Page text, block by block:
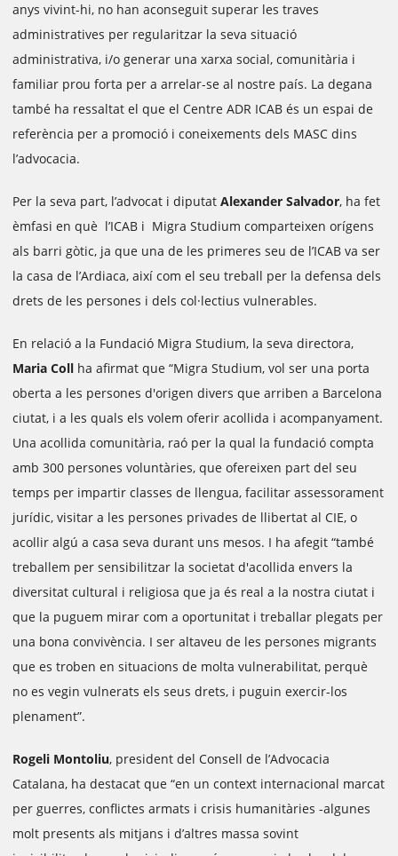
anys vivint-hi, no han aconseguit superar les traves
administratives per regularitzar la seva situació
administrativa, i/o generar una xarxa social, comunitària i
familiar prou forta per a arrelar-se al nostre país. La degana
també ha ressaltat el que el Centre ADR ICAB és un espai de
referència per a promoció i coneixements dels MASC dins
l’advocacia.
Per la seva part, l’advocat i diputat Alexander Salvador, ha fet
èmfasi en què l’ICAB i Migra Studium comparteixen orígens
als barri gòtic, ja que una de les primeres seu de l’ICAB va ser
la casa de l’Ardiaca, així com el seu treball per la defensa dels
drets de les persones i dels col·lectius vulnerables.
En relació a la Fundació Migra Studium, la seva directora,
Maria Coll ha afirmat que “Migra Studium, vol ser una porta
oberta a les persones d'origen divers que arriben a Barcelona
ciutat, i a les quals els volem oferir acollida i acompanyament.
Una acollida comunitària, raó per la qual la fundació compta
amb 300 persones voluntàries, que ofereixen part del seu
temps per impartir classes de llengua, facilitar assessorament
jurídic, visitar a les persones privades de llibertat al CIE, o
acollir algú a casa seva durant uns mesos. I ha afegit “també
treballem per sensibilitzar la societat d'acollida envers la
diversitat cultural i religiosa que ja és real a la nostra ciutat i
que la puguem mirar com a oportunitat i treballar plegats per
una bona convivència. I ser altaveu de les persones migrants
que es troben en situacions de molta vulnerabilitat, perquè
no es vegin vulnerats els seus drets, i puguin exercir-los
plenament”.
Rogeli Montoliu, president del Consell de l’Advocacia
Catalana, ha destacat que “en un context internacional marcat
per guerres, conflictes armats i crisis humanitàries -algunes
molt presents als mitjans i d’altres massa sovint